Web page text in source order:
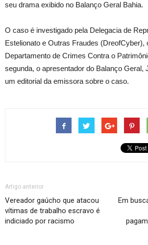
seu drama exibido no Balanço Geral Bahia.
O caso é investigado pela Delegacia de
Estelionato e Outras Fraudes (DreofCyber),
Departamento de Crimes Contra o
segunda, o apresentador do Balanço Geral,
um editorial da emissora sobre o caso.
Artigo anterior
Vereador gaúcho que atacou
vítimas de trabalho escravo é
indiciado por racismo
Em